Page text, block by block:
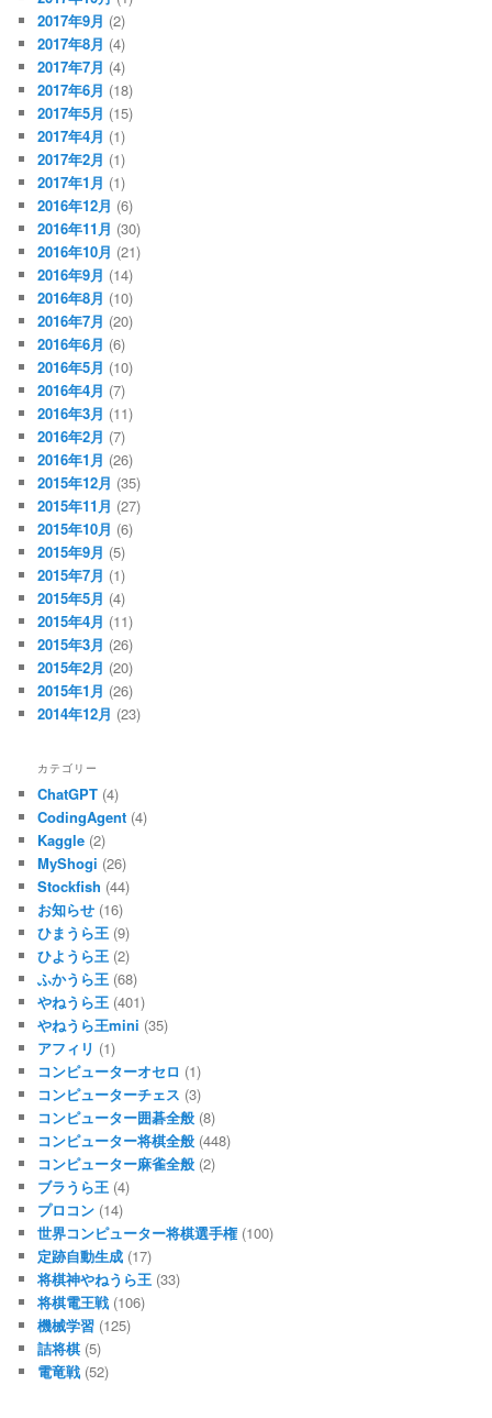
2017年9月 (2)
2017年8月 (4)
2017年7月 (4)
2017年6月 (18)
2017年5月 (15)
2017年4月 (1)
2017年2月 (1)
2017年1月 (1)
2016年12月 (6)
2016年11月 (30)
2016年10月 (21)
2016年9月 (14)
2016年8月 (10)
2016年7月 (20)
2016年6月 (6)
2016年5月 (10)
2016年4月 (7)
2016年3月 (11)
2016年2月 (7)
2016年1月 (26)
2015年12月 (35)
2015年11月 (27)
2015年10月 (6)
2015年9月 (5)
2015年7月 (1)
2015年5月 (4)
2015年4月 (11)
2015年3月 (26)
2015年2月 (20)
2015年1月 (26)
2014年12月 (23)
カテゴリー
ChatGPT (4)
CodingAgent (4)
Kaggle (2)
MyShogi (26)
Stockfish (44)
お知らせ (16)
ひまうら王 (9)
ひようら王 (2)
ふかうら王 (68)
やねうら王 (401)
やねうら王mini (35)
アフィリ (1)
コンピューターオセロ (1)
コンピューターチェス (3)
コンピューター囲碁全般 (8)
コンピューター将棋全般 (448)
コンピューター麻雀全般 (2)
ブラうら王 (4)
プロコン (14)
世界コンピューター将棋選手権(100)
定跡自動生成 (17)
将棋神やねうら王 (33)
将棋電王戦 (106)
機械学習 (125)
詰将棋 (5)
電竜戦 (52)